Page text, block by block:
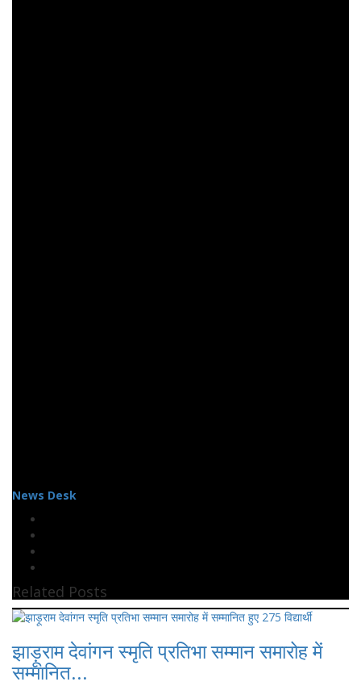
News Desk
Related Posts
झाड़ूराम देवांगन स्मृति प्रतिभा सम्मान समारोह में
सम्मानित...